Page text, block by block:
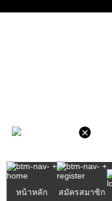
×
หน้าหลัก สมัครสมาชิก